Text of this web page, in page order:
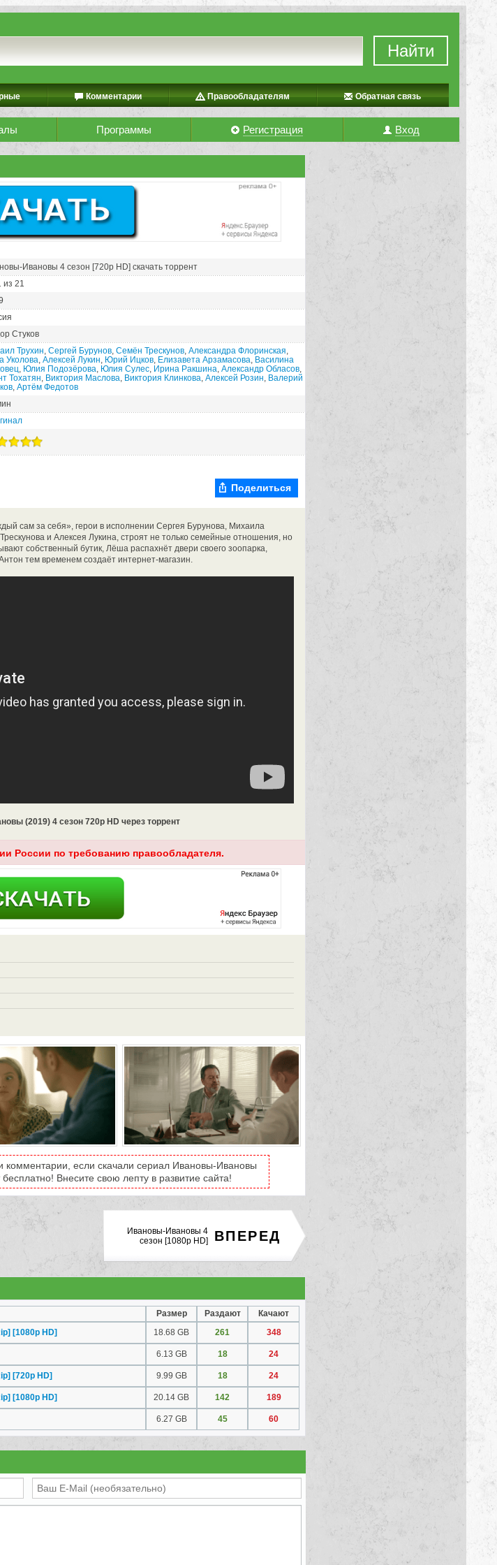
Найти
Комментарии Правообладателям Обратная связь
Программы Регистрация Вход
Ивановы 4 сезон [720p HD] скачать торрент
из 21
Стуков
Трухин, Сергей Бурунов, Семён Трескунов, Александра Флоринская,
Уколова, Алексей Лукин, Юрий Ицков, Елизавета Арзамасова, Василина
, Юлия Подозёрова, Юлия Сулес, Ирина Ракшина, Александр Обласов,
Тохатян, Виктория Маслова, Виктория Клинкова, Алексей Розин, Валерий
, Артём Федотов
Поделиться
сам за себя», герои в исполнении Сергея Бурунова, Михаила
и Алексея Лукина, строят не только семейные отношения, но
собственный бутик, Лёша распахнёт двери своего зоопарка,
тем временем создаёт интернет-магазин.
(2019) 4 сезон 720p HD через торрент
России по требованию правообладателя.
комментарии, если скачали сериал Ивановы-Ивановы
Внесите свою лепту в развитие сайта!
ВПЕРЕД
Ивановы-Ивановы 4
сезон [1080p HD]
Размер Раздают
Качают
[1080p HD]
18.68 GB 261 348
6.13 GB 18 24
[720p HD] 9.99 GB 18 24
[1080p HD] 20.14 GB 142 189
6.27 GB 45 60